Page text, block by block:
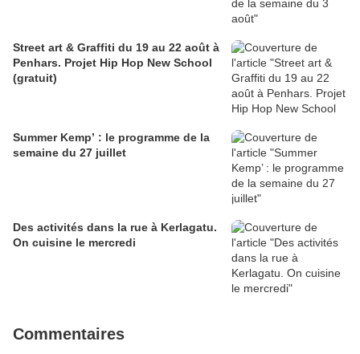
Street art & Graffiti du 19 au 22 août à
Penhars. Projet Hip Hop New School
(gratuit)
Summer Kemp’ : le programme de la
semaine du 27 juillet
Des activités dans la rue à Kerlagatu.
On cuisine le mercredi
Commentaires